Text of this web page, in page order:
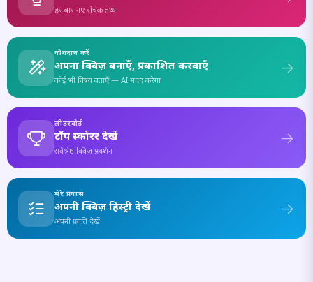
हर बार नए रोचक तथ्य
योगदान करें
अपना क्विज़ बनाएँ, प्रकाशित करवाएँ
कोई भी विषय बताएँ — AI मदद करेगा
लीडरबोर्ड
टॉप स्कोरर देखें
सर्वश्रेष्ठ क्विज़ प्रदर्शन
मेरे प्रयास
अपनी क्विज़ हिस्ट्री देखें
अपनी प्रगति देखें